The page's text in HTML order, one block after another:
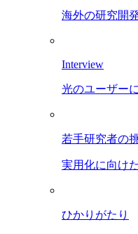
海外の研究開
Interview
光のユーザー
若手研究者の
実用化に向け
ひかりがたり